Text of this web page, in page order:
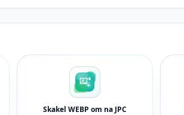
Skakel WEBP om na JPC